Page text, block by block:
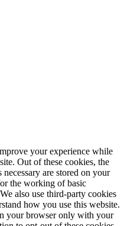
your experience while
Out of these cookies, the
necessary are stored on your
the working of basic
also use third-party cookies
how you use this website.
your browser only with your